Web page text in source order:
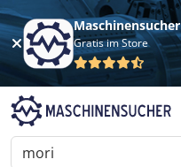
Maschinensucher
Gratis im Store